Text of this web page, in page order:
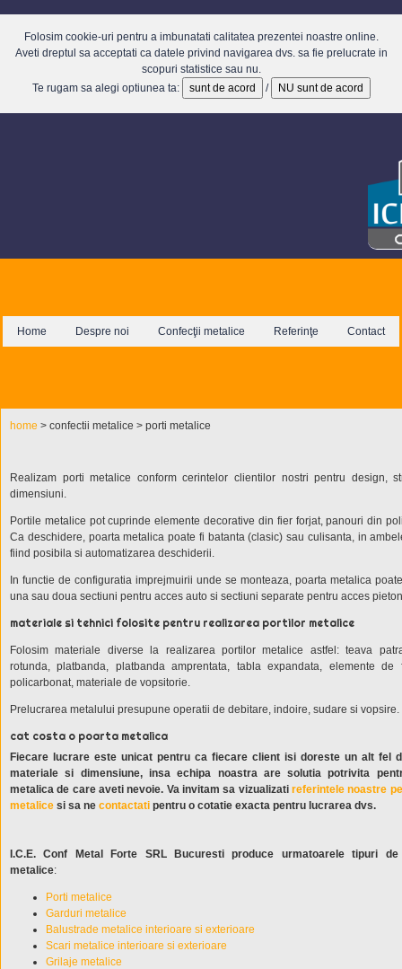
Folosim cookie-uri pentru a imbunatati calitatea prezentei noastre online.
Aveti dreptul sa acceptati ca datele privind navigarea dvs. sa fie prelucrate in
scopuri statistice sau nu.
Te rugam sa alegi optiunea ta:
sunt de acord / NU sunt de acord
Home Despre noi Confecţii metalice Referinţe Contact
home > confectii metalice > porti metalice
Realizam porti metalice conform cerintelor clientilor nostri pentru design,
dimensiuni.
Portile metalice pot cuprinde elemente decorative din fier forjat, panouri din
Ca deschidere, poarta metalica poate fi batanta (clasic) sau culisanta, in
fiind posibila si automatizarea deschiderii.
In functie de configuratia imprejmuirii unde se monteaza, poarta metalica
una sau doua sectiuni pentru acces auto si sectiuni separate pentru acces
materiale si tehnici folosite pentru realizarea portilor metalice
Folosim materiale diverse la realizarea portilor metalice astfel: teava
rotunda, platbanda, platbanda amprentata, tabla expandata, elemente de
policarbonat, materiale de vopsitorie.
Prelucrarea metalului presupune operatii de debitare, indoire, sudare si vopsire.
cat costa o poarta metalica
Fiecare lucrare este unicat pentru ca fiecare client isi doreste un alt fel
materiale si dimensiune, insa echipa noastra are solutia potrivita
metalica de care aveti nevoie. Va invitam sa vizualizati referintele noastre
metalice si sa ne contactati pentru o cotatie exacta pentru lucrarea dvs.
I.C.E. Conf Metal Forte SRL Bucuresti produce urmatoarele tipuri de
metalice:
Porti metalice
Garduri metalice
Balustrade metalice interioare si exterioare
Scari metalice interioare si exterioare
Grilaje metalice